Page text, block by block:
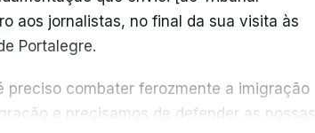
aos jornalistas, no final da sua visita às
Portalegre.
preciso combater ferozmente a imigração
e precisamos de defender as nossas